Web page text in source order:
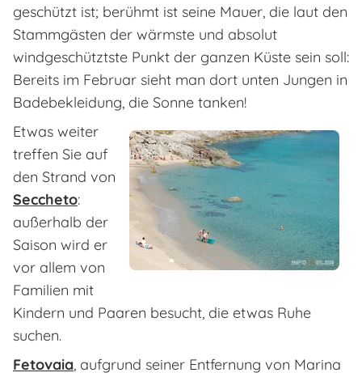
geschützt ist; berühmt ist seine Mauer, die laut den
Stammgästen der wärmste und absolut
windgeschütztste Punkt der ganzen Küste sein soll:
Bereits im Februar sieht man dort unten Jungen in
Badebekleidung, die Sonne tanken!
Etwas weiter
treffen Sie auf
den Strand von
Seccheto:
außerhalb der
Saison wird er
vor allem von
Familien mit
Kindern und Paaren besucht, die etwas Ruhe
suchen.
Fetovaia, aufgrund seiner Entfernung von Marina